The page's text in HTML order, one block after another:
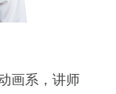
画系，讲师